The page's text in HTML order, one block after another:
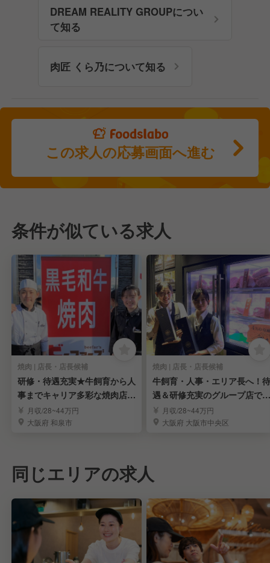
DREAM REALITY GROUPについ
て知る
肉匠 くら乃について知る
この求人の応募画面へ進む
条件が似ている求人
焼肉 | 店長・店長候補
研修・待遇充実★牛飼育から人
事までキャリア多彩な焼肉店の
店長候補募集
月収/28~44万円
大阪府 和泉市
焼肉 | 店長・店長候補
牛飼育・人事・エリア長へ！待
遇＆研修充実のグループ店で副
店長・店長候補
月収/28~44万円
大阪府 大阪市中央区
同じエリアの求人